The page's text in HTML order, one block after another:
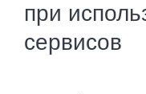
при
сервисов